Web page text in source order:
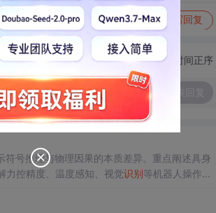
举报 写回复
切换为时间正序
号推理与物理因果的本质差异。重点阐述具身
力控精度、温度感知、视觉识别等机器人操作关